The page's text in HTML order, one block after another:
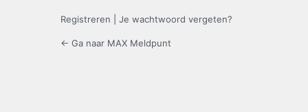
Registreren Je wachtwoord vergeten?
← Ga naar MAX Meldpunt